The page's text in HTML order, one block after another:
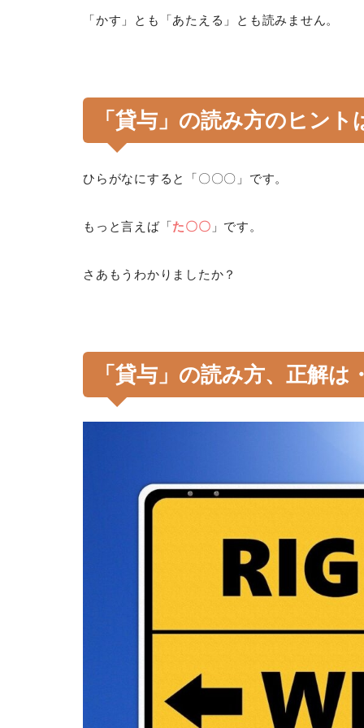
「かす」とも「あたえる」とも読みません。
「貸与」の読み方のヒント
ひらがなにすると「〇〇〇」です。
もっと言えば「た〇〇 」です。
さあもうわかりましたか？
「貸与」の読み方、正解は